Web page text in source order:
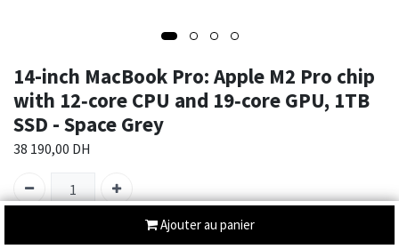
Ajouter au panier
14-inch MacBook Pro: Apple M2 Pro chip
with 12‑core CPU and 19‑core GPU, 1TB
SSD - Space Grey
38 190,00 DH